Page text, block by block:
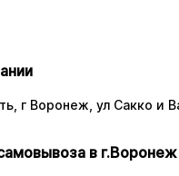
г Воронеж, ул Сакко и
в г.Воронеж